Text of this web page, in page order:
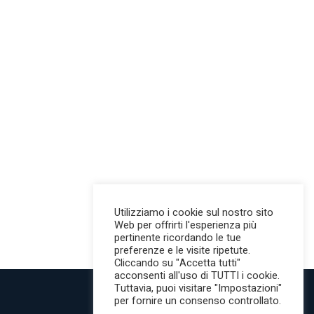
Utilizziamo i cookie sul nostro sito
Web per offrirti l'esperienza più
pertinente ricordando le tue
preferenze e le visite ripetute.
Cliccando su "Accetta tutti"
acconsenti all'uso di TUTTI i cookie.
Tuttavia, puoi visitare "Impostazioni"
per fornire un consenso controllato.